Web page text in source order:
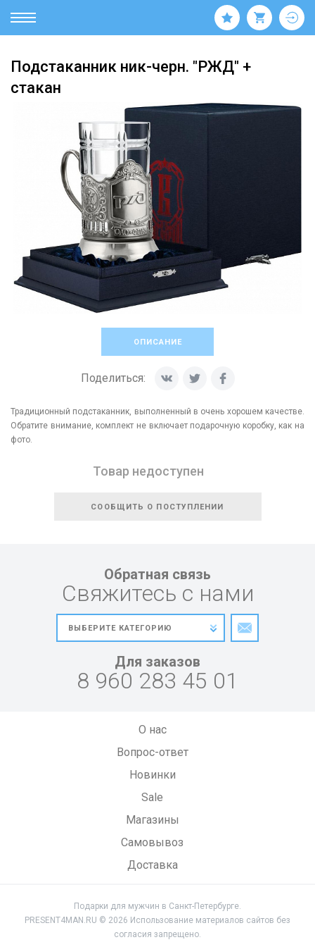
Подстаканник ник-черн. "РЖД" +
стакан
ОПИСАНИЕ
Поделиться:
Традиционный подстаканник, выполненный в очень хорошем качестве.
Обратите внимание, комплект не включает подарочную коробку, как на
фото.
Товар недоступен
СООБЩИТЬ О ПОСТУПЛЕНИИ
Обратная связь
Свяжитесь с нами
Для заказов
8 960 283 45 01
О нас
Вопрос-ответ
Новинки
Sale
Магазины
Самовывоз
Доставка
Подарки для мужчин в Санкт-Петербурге.
PRESENT4MAN.RU © 2026 Использование материалов сайтов без
согласия запрещено.